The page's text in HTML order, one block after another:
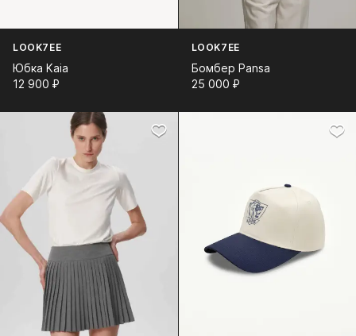
LOOK7EE
Юбка Kaia
12 900⁠ ⁠₽
LOOK7EE
Бомбер Pansa
25 000⁠ ⁠₽